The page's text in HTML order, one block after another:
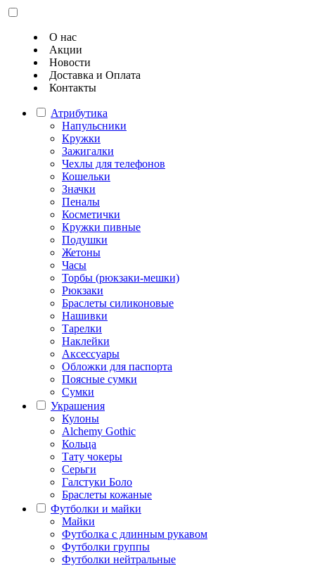
О нас
Акции
Новости
Доставка и Оплата
Контакты
Атрибутика
Напульсники
Кружки
Зажигалки
Чехлы для телефонов
Кошельки
Значки
Пеналы
Косметички
Кружки пивные
Подушки
Жетоны
Часы
Торбы (рюкзаки-мешки)
Рюкзаки
Браслеты силиконовые
Нашивки
Тарелки
Наклейки
Аксессуары
Обложки для паспорта
Поясные сумки
Сумки
Украшения
Кулоны
Alchemy Gothic
Кольца
Тату чокеры
Серьги
Галстуки Боло
Браслеты кожаные
Футболки и майки
Майки
Футболка с длинным рукавом
Футболки группы
Футболки нейтральные